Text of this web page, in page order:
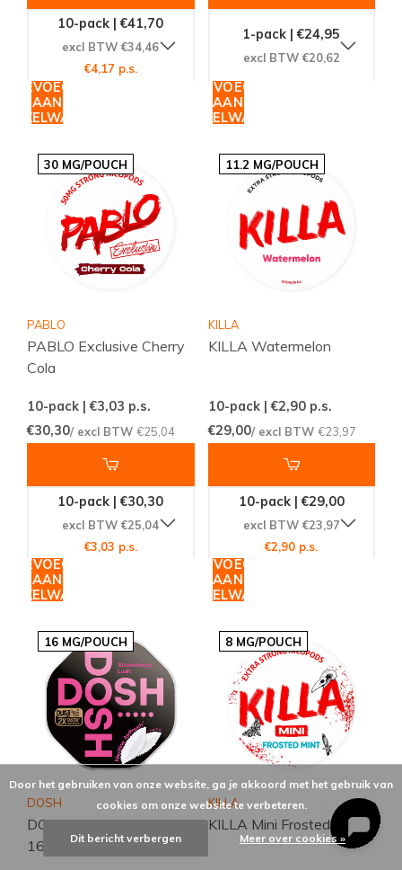
10-pack | €41,70
excl BTW €34,46
€4,17 p.s.
TOEVOEGEN
AAN
1-pack | €24,95
excl BTW €20,62
TOEVOEGEN
AAN
WINKELWAGEN
30 MG/POUCH
PABLO
PABLO Exclusive Cherry
Cola
10-pack | €3,03 p.s.
€30,30/ excl BTW €25,04
10-pack | €30,30
excl BTW €25,04
€3,03 p.s.
TOEVOEGEN
AAN
11.2 MG/POUCH
KILLA
KILLA Watermelon
10-pack | €2,90p.s.
€29,00/ excl BTW €23,97
10-pack | €29,00
excl BTW €23,97
€2,90 p.s.
TOEVOEGEN
AAN
WINKELWAGEN
16 MG/POUCH
DOSH
DOSH Strawberry Lush
16mg
8 MG/POUCH
KILLA
KILLA Mini Frosted Mint
Door het gebruiken van onze website, ga je akkoord met het gebruik van
cookies om onze website te verbeteren.
Dit bericht verbergen Meer over cookies »